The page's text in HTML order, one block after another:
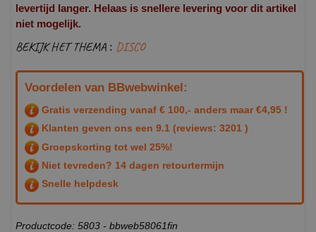
levertijd langer. Helaas is snellere levering voor dit artikel
niet mogelijk.
BEKIJK HET THEMA : DISCO
Voordelen van BBwebwinkel:
Gratis verzending vanaf € 100,- anders maar €4,95 !
Klanten geven ons een 9.1 (reviews: 3201 )
Groepskorting tot wel 25%!
Niet tevreden? 14 dagen retourtermijn
Snelle helpdesk
Productcode: 5803 - bbweb58061fin